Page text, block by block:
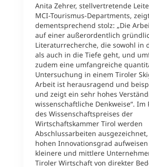
Anita Zehrer, stellvertretende
MCI-Tourismus-Departments,
dementsprechend stolz: „Die
auf einer außerordentlich
Literaturrecherche, die sowohl in
als auch in die Tiefe geht, und
zudem eine umfangreiche
Untersuchung in einem Tiroler
Arbeit ist herausragend und
und zeigt ein sehr hohes
wissenschaftliche Denkweise“. Im
des Wissenschaftspreises der
Wirtschaftskammer Tirol werden
Abschlussarbeiten
hohen Innovationsgrad
kleinere und mittlere
Tiroler Wirtschaft von direkter